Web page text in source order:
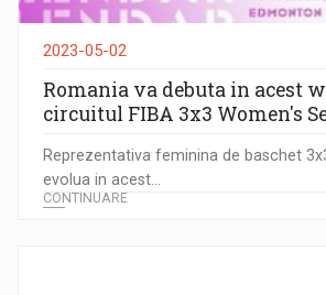
2023-05-02
Romania va debuta in acest
circuitul FIBA 3x3 Women's
Reprezentativa feminina de baschet
evolua in acest...
CONTINUARE